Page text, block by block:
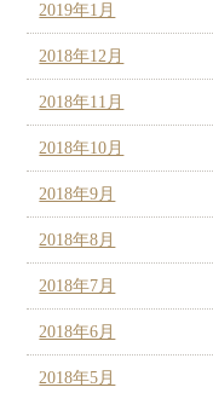
2019年1月
2018年12月
2018年11月
2018年10月
2018年9月
2018年8月
2018年7月
2018年6月
2018年5月